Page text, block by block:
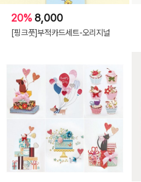
20% 8,000
[핑크풋]부적카드세트-오리지널